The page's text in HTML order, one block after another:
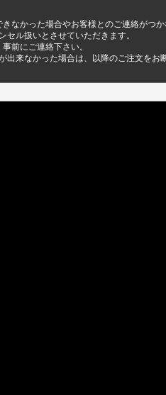
なかった場合やお客様とのご連絡がつ
ル扱いとさせていただきます。
前にご連絡下さい。
来なかった場合は、以降のご注文をお